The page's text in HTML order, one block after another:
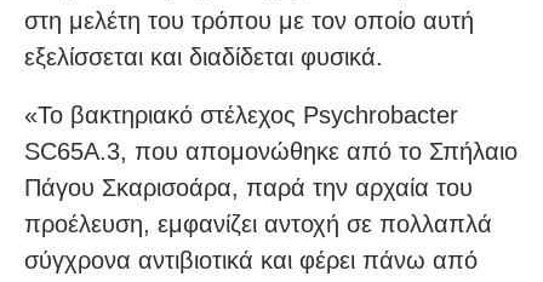
στη μελέτη του τρόπου με τον οποίο αυτή
εξελίσσεται και διαδίδεται φυσικά.
«Το βακτηριακό στέλεχος Psychrobacter
SC65A.3, που απομονώθηκε από το Σπήλαιο
Πάγου Σκαρισοάρα, παρά την αρχαία του
προέλευση, εμφανίζει αντοχή σε πολλαπλά
σύγχρονα αντιβιοτικά και φέρει πάνω από